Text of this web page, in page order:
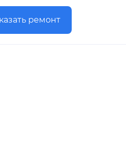
ремонт